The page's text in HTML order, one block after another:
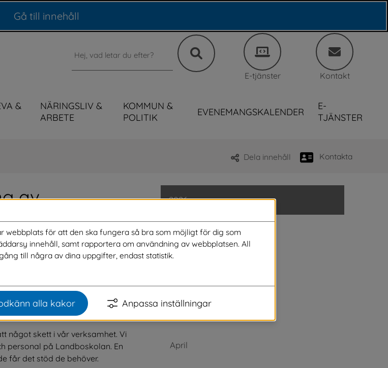
Gå till innehåll
Sök
E-tjänster Kontakt
&
NÄRINGSLIV &
ARBETE
KOMMUN &
POLITIK
EVENEMANGSKALENDER
E-
TJÄNSTER
Dela innehåll Kontakta
av
skolmiljö för både elever
anledning av brottsåtal,
allt vi kan för att skapa en trygg
och ert engagemang.
något skett i vår verksamhet. Vi
personal på Landboskolan. En
får det stöd de behöver.
2026
Augusti
Juli
Juni
April
webbplats för att den ska fungera så bra som möjligt för dig som
innehåll, samt rapportera om användning av webbplatsen. All
till några av dina uppgifter, endast statistik.
alla kakor Anpassa inställningar